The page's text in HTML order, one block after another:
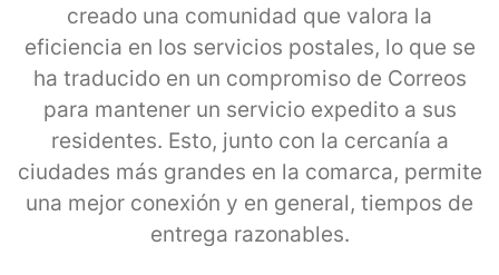
creado una comunidad que valora la
eficiencia en los servicios postales, lo que se
ha traducido en un compromiso de Correos
para mantener un servicio expedito a sus
residentes. Esto, junto con la cercanía a
ciudades más grandes en la comarca, permite
una mejor conexión y en general, tiempos de
entrega razonables.